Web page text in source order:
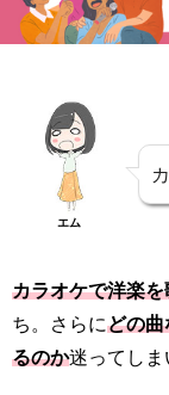
エム
カラオケで洋楽
ち。さらにどの曲
るのか迷ってしま